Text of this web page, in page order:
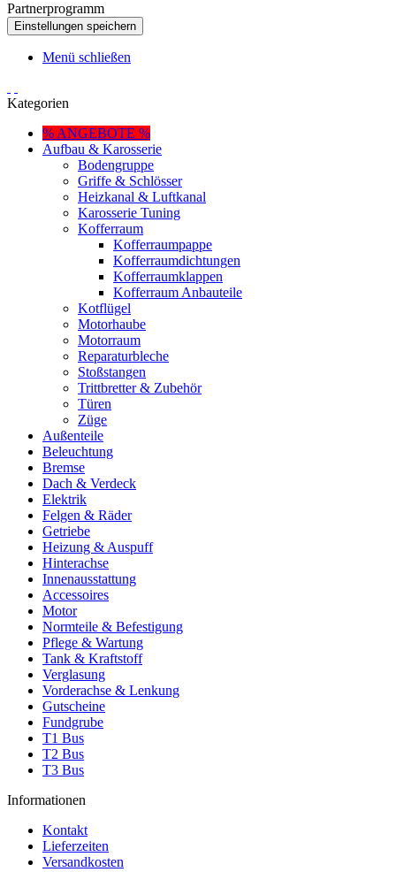
Partnerprogramm
Menü schließen
Kategorien
% ANGEBOTE %
Aufbau & Karosserie
Bodengruppe
Griffe & Schlösser
Heizkanal & Luftkanal
Karosserie Tuning
Kofferraum
Kofferraumpappe
Kofferraumdichtungen
Kofferraumklappen
Kofferraum Anbauteile
Kotflügel
Motorhaube
Motorraum
Reparaturbleche
Stoßstangen
Trittbretter & Zubehör
Türen
Züge
Außenteile
Beleuchtung
Bremse
Dach & Verdeck
Elektrik
Felgen & Räder
Getriebe
Heizung & Auspuff
Hinterachse
Innenausstattung
Accessoires
Motor
Normteile & Befestigung
Pflege & Wartung
Tank & Kraftstoff
Verglasung
Vorderachse & Lenkung
Gutscheine
Fundgrube
T1 Bus
T2 Bus
T3 Bus
Informationen
Kontakt
Lieferzeiten
Versandkosten